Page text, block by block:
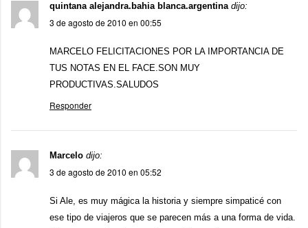
quintana alejandra.bahia blanca.argentina dijo:
3 de agosto de 2010 en 00:55
MARCELO FELICITACIONES POR LA IMPORTANCIA DE
TUS NOTAS EN EL FACE.SON MUY
PRODUCTIVAS.SALUDOS
Responder
Marcelo dijo:
3 de agosto de 2010 en 05:52
Si Ale, es muy mágica la historia y siempre simpaticé con
ese tipo de viajeros que se parecen más a una forma de vida.